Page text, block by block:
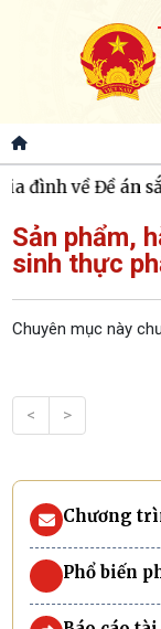
về Đề án
Sản phẩm,
sinh thực
Chuyên mục này
< >
Chương
Phổ biến